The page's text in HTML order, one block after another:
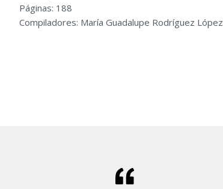
Páginas: 188
Compiladores: María Guadalupe Rodríguez López